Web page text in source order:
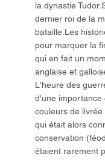
la dynastie
dernier roi de la
bataille.Les
pour marquer la
qui en fait un
anglaise et
L'heure des
d'une importance
couleurs de
qui était alors
conservation
étaient rarement